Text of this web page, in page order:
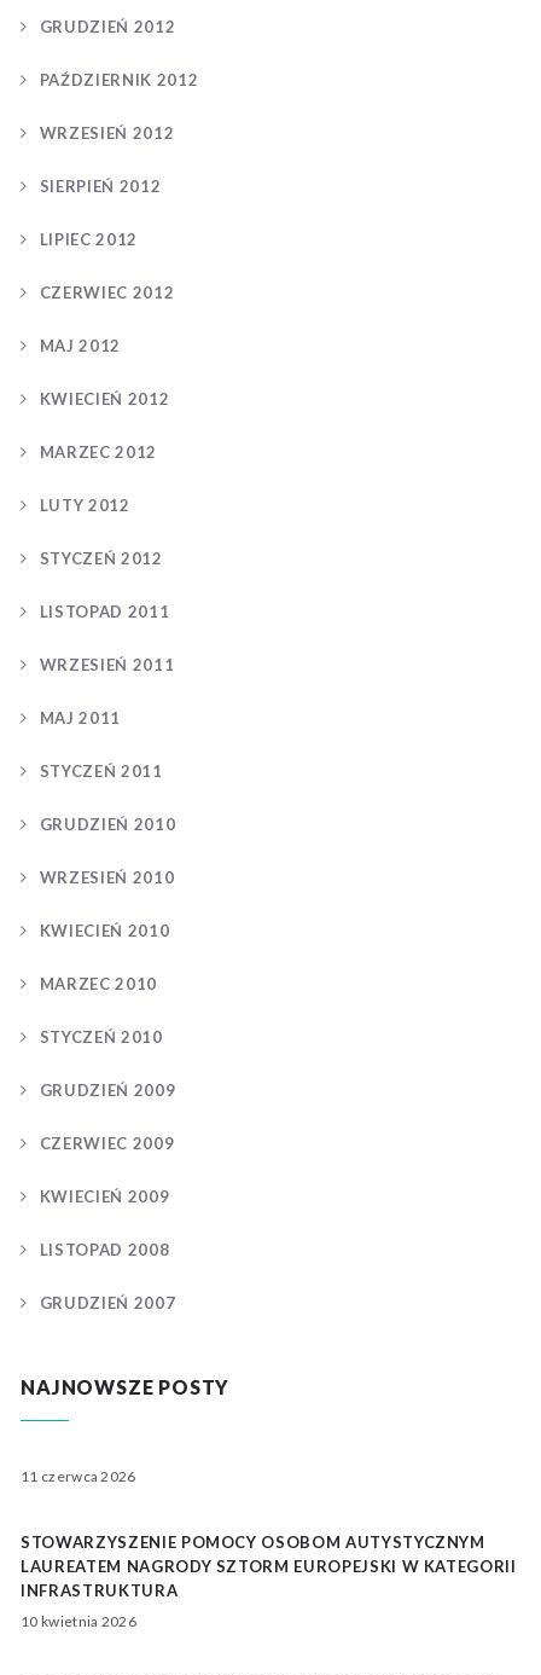
GRUDZIEŃ 2012
PAŹDZIERNIK 2012
WRZESIEŃ 2012
SIERPIEŃ 2012
LIPIEC 2012
CZERWIEC 2012
MAJ 2012
KWIECIEŃ 2012
MARZEC 2012
LUTY 2012
STYCZEŃ 2012
LISTOPAD 2011
WRZESIEŃ 2011
MAJ 2011
STYCZEŃ 2011
GRUDZIEŃ 2010
WRZESIEŃ 2010
KWIECIEŃ 2010
MARZEC 2010
STYCZEŃ 2010
GRUDZIEŃ 2009
CZERWIEC 2009
KWIECIEŃ 2009
LISTOPAD 2008
GRUDZIEŃ 2007
NAJNOWSZE POSTY
11 czerwca 2026
STOWARZYSZENIE POMOCY OSOBOM AUTYSTYCZNYM
LAUREATEM NAGRODY SZTORM EUROPEJSKI W KATEGORII
INFRASTRUKTURA
10 kwietnia 2026